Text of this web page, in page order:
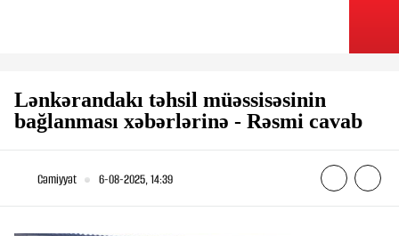
Lənkərandakı təhsil müəssisəsinin
bağlanması xəbərlərinə - Rəsmi cavab
Cəmiyyət 6-08-2025, 14:39